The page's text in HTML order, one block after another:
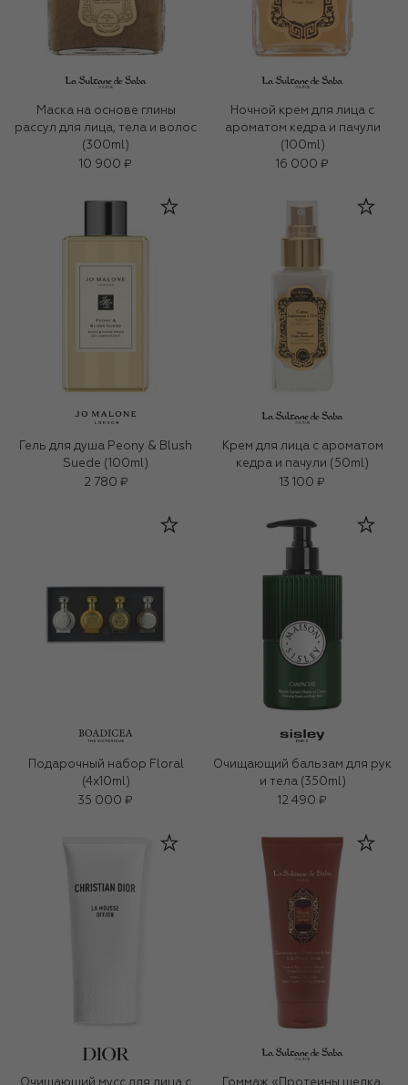
Маска на основе глины
рассул для лица, тела и волос
(300ml)
10 900 ₽
Ночной крем для лица c
ароматом кедра и пачули
(100ml)
16 000 ₽
Гель для душа Peony & Blush
Suede (100ml)
2 780 ₽
Крем для лица c ароматом
кедра и пачули (50ml)
13 100 ₽
Подарочный набор Floral
(4x10ml)
35 000 ₽
Очищающий бальзам для рук
и тела (350ml)
12 490 ₽
Очищающий мусс для лица с Гоммаж «Протеины шелка,